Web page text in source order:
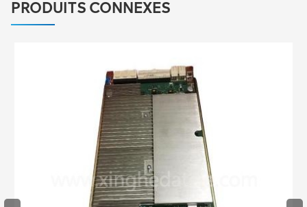
PRODUITS CONNEXES